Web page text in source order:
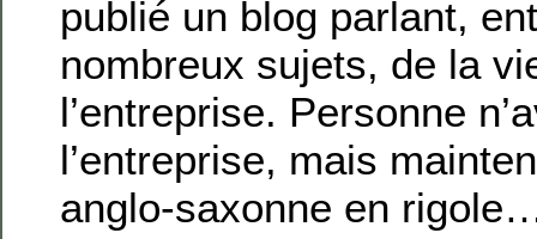
publié un blog parlant,
nombreux sujets, de la
l’entreprise. Personne
l’entreprise, mais
anglo-saxonne en